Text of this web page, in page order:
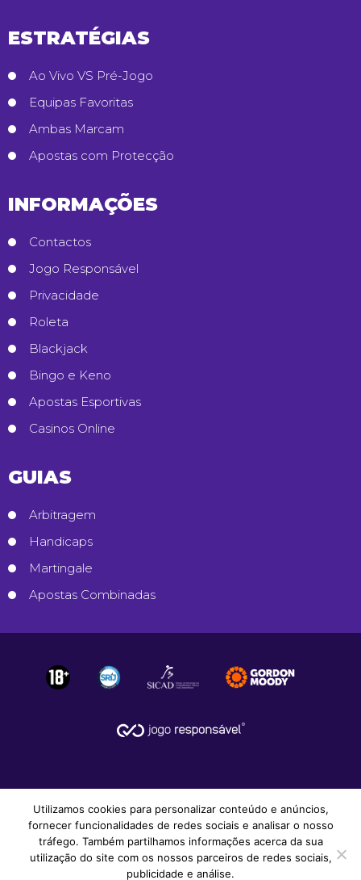
ESTRATÉGIAS
Ao Vivo VS Pré-Jogo
Equipas Favoritas
Ambas Marcam
Apostas com Protecção
INFORMAÇÕES
Contactos
Jogo Responsável
Privacidade
Roleta
Blackjack
Bingo e Keno
Apostas Esportivas
Casinos Online
GUIAS
Arbitragem
Handicaps
Martingale
Apostas Combinadas
© 2008-2026Apostas Desportivas.
Utilizamos cookies para personalizar conteúdo e anúncios,
fornecer funcionalidades de redes sociais e analisar o nosso
tráfego. Também partilhamos informações acerca da sua
utilização do site com os nossos parceiros de redes sociais,
publicidade e análise.